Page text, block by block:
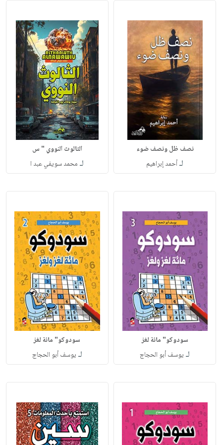
نصف ظل ونصف ضوء
لـأحمد إبراهيم
الثالوث النووي " س
لـ محمد سويفي عبد ا
سودوكو" مائة لغز
لـ يوسف أبو الحجاج
سودوكو" مائة لغز
لـ يوسف أبو الحجاج